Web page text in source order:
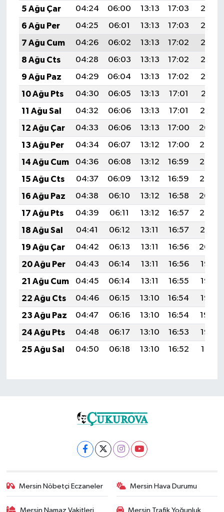
5 Ağu Çar
04:24 06:00 13:13 17:03
20:17
6 Ağu Per
04:25 06:01 13:13 17:03
20:16
7 Ağu Cum
04:26 06:02 13:13 17:02
20:15
8 Ağu Cts
04:28 06:03 13:13 17:02
20:13
9 Ağu Paz
04:29 06:04 13:13 17:02
20:12
10 Ağu Pts
04:30 06:05 13:13 17:01
20:11
11 Ağu Sal
04:32 06:06 13:13 17:01
20:10
12 Ağu Çar
04:33 06:06 13:13 17:00
20:09
13 Ağu Per
04:34 06:07 13:12 17:00
20:07
14 Ağu Cum
04:36 06:08 13:12 16:59
20:06
15 Ağu Cts
04:37 06:09 13:12 16:59
20:05
16 Ağu Paz
04:38 06:10 13:12 16:58
20:04
17 Ağu Pts
04:39 06:11 13:12 16:57
20:02
18 Ağu Sal
04:41 06:12 13:11 16:57
20:01
19 Ağu Çar
04:42 06:13 13:11 16:56
20:00
20 Ağu Per
04:43 06:14 13:11 16:56
19:58
21 Ağu Cum
04:45 06:14 13:11 16:55
19:57
22 Ağu Cts
04:46 06:15 13:10 16:54
19:56
23 Ağu Paz
04:47 06:16 13:10 16:54
19:54
24 Ağu Pts
04:48 06:17 13:10 16:53
19:53
25 Ağu Sal
04:50 06:18 13:10 16:52 19:51
Mersin Nöbetçi Eczaneler Mersin Hava Durumu
Mersin Namaz Vakitleri Mersin Trafik Yoğunluk